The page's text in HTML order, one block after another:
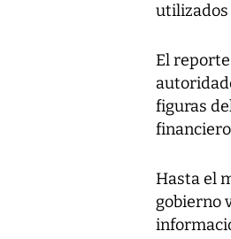
utilizados
El
figuras
Hasta el
gobierno